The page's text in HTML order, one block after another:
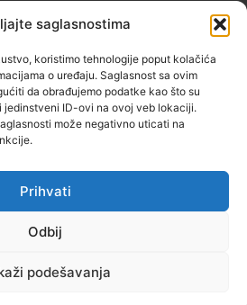
saglasnostima
koristimo tehnologije poput kolačića
o uređaju. Saglasnost sa ovim
da obrađujemo podatke kao što su
jedinstveni ID-ovi na ovoj veb lokaciji.
može negativno uticati na
Prihvati
Odbij
podešavanja
3. SPRAT), 72000 ZENICA